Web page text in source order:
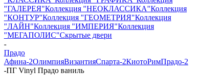
"ГАЛЕРЕЯ"Коллекция "НЕОКЛАССИКА"Коллекция
"КОНТУР"Коллекция "ГЕОМЕТРИЯ"Коллекция
"ЛАЙН"Коллекция "ИМПЕРИЯ"Коллекция
"МЕГАПОЛИС"Скрытые двери
-
Прадо
Афина-2ОлимпияВизантияСпарта-2КиотоРимПрадо-2
-ПГ Vinyl Прадо ваниль